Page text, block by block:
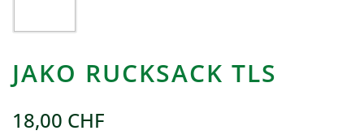
JAKO RUCKSACK TLS
18,00 CHF